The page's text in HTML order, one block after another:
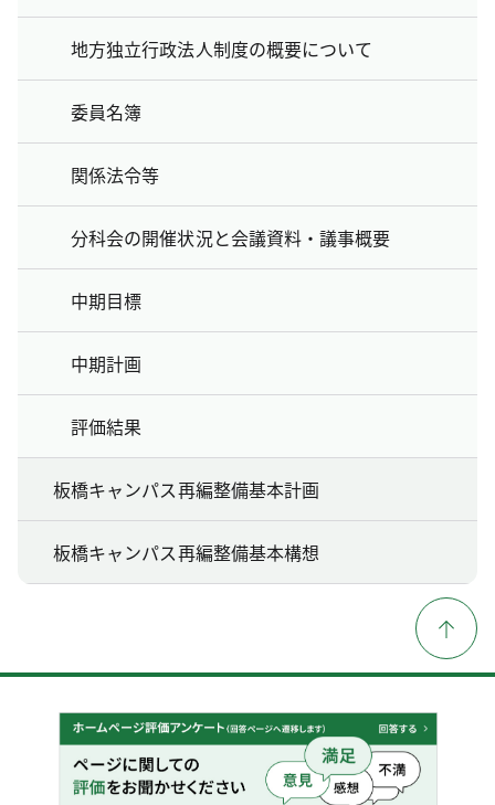
地方独立行政法人制度の概要について
委員名簿
関係法令等
分科会の開催状況と会議資料・議事概要
中期目標
中期計画
評価結果
板橋キャンパス再編整備基本計画
板橋キャンパス再編整備基本構想